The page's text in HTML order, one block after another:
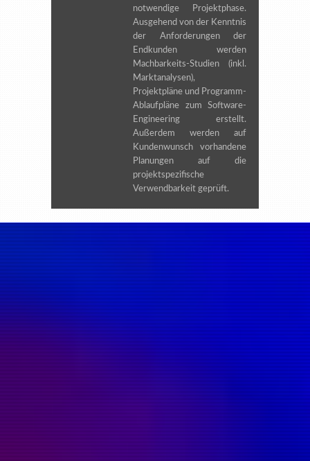
notwendige Projektphase.
Ausgehend von der Kenntnis
der Anforderungen der
Endkunden werden
Machbarkeits-Studien (inkl.
Marktanalysen),
Projektpläne und Programm-
Ablaufpläne zum Software-
Engineering erstellt.
Außerdem werden auf
Kundenwunsch vorhandene
Planungen auf die
projektspezifische
Verwendbarkeit geprüft.